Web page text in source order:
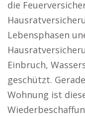
die
Lebensphasen
Einbruch,
geschützt.
Wohnung ist